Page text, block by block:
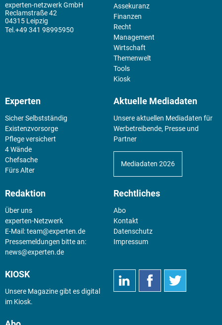
experten-netzwerk GmbH
Reclamstraße 42
04315 Leipzig
+49 341 98995950
Assekuranz
Finanzen
Recht
Management
Wirtschaft
Themenwelt
Tools
Kiosk
Experten
Sicher Selbstständig
Existenz­vorsorge
Pflege versichert
4 Wände
Chefsache
Fürs Alter
Aktuelle Mediadaten
Unsere aktuellen Mediadaten für
Werbetreibende, Presse und
Partner
Mediadaten 2026
Redaktion
Über uns
experten-Netzwerk
E-Mail:team@experten.de
Pressemeldungen bitte an:
news@experten.de
Rechtliches
Abo
Kontakt
Datenschutz
Impressum
KIOSK
Unsere Magazine gibt es digital
im Kiosk.